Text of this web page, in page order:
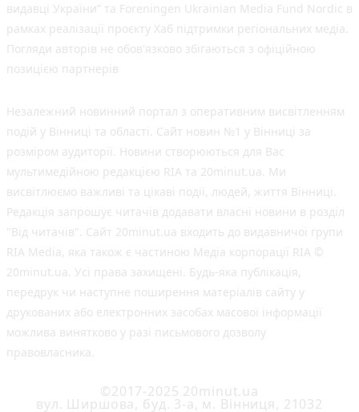
видавці України” та Foreningen Ukrainian Media Fund Nordic в
рамках реалізації проєкту Хаб підтримки регіональних медіа.
Погляди авторів не обов'язково збігаються з офіційною
позицією партнерів
Незалежний новинний портал з оперативним висвітленням
подій у Вінниці та області. Сайт новин №1 у Вінниці за
розміром аудиторії. Новини створюються для Вас
мультимедійною редакцією RIA та 20minut.ua. Ми
висвітлюємо важливі та цікаві події, людей, життя Вінниці.
Редакція запрошує читачів додавати власні новини в розділ
"Від читачів". Сайт 20minut.ua входить до видавничої групи
RIA Media, яка також є частиною Медіа корпорації RIA ©
20minut.ua. Усі права захищені. Будь-яка публiкацiя,
передрук чи наступне поширення матеріалів сайту у
друкованих або електронних засобах масової інформації
можлива винятково у разі письмового дозволу
правовласника.
©2017-2025 20minut.ua
вул. Ширшова, буд. 3-а, м. Вінниця, 21032